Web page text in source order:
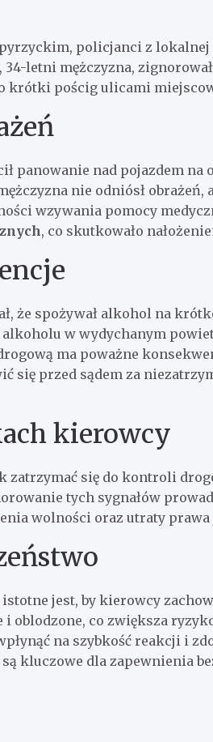
policjanci z
letni mężczyzna,
krótki pościg ulicami
panowanie nad pojazdem na
nie odniósł obrażeń,
wzywania pomocy
, co skutkowało
że spożywał alkohol na
w wydychanym
ma poważne
się przed sądem za
kierowcy
się do kontroli
tych sygnałów
wolności oraz utraty prawa
jest, by kierowcy
oblodzone, co zwiększa
na szybkość reakcji i
kluczowe dla zapewnienia